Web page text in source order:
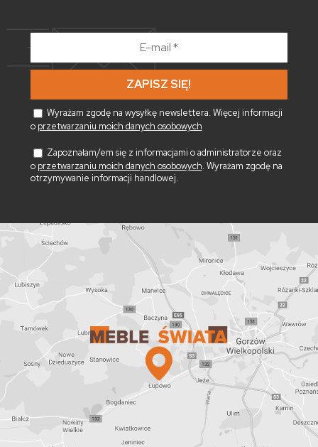
*
Wyrażam zgodę na wysyłkę newslettera. Więcej informacji
o przetwarzaniu moich danych osobowych
Zapoznałam/em się z informacjami o administratorze oraz
o przetwarzaniu moich danych osobowych. Wyrażam zgodę na
otrzymywanie informacji handlowej.